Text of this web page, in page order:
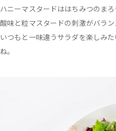
ハニーマスタードははちみつのま
酸味と粒マスタードの刺激がバラン
いつもと一味違うサラダを楽しみ
ね。